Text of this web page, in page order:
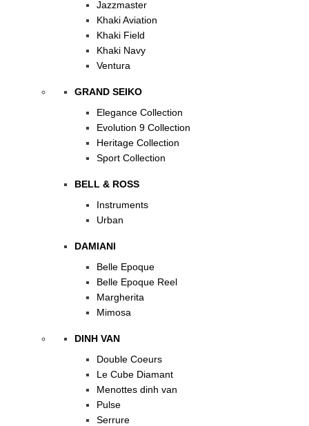
Jazzmaster
Khaki Aviation
Khaki Field
Khaki Navy
Ventura
GRAND SEIKO
Elegance Collection
Evolution 9 Collection
Heritage Collection
Sport Collection
BELL & ROSS
Instruments
Urban
DAMIANI
Belle Epoque
Belle Epoque Reel
Margherita
Mimosa
DINH VAN
Double Coeurs
Le Cube Diamant
Menottes dinh van
Pulse
Serrure